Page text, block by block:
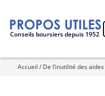
Conseils boursiers depuis 1952
Accueil / De l’inutilité des